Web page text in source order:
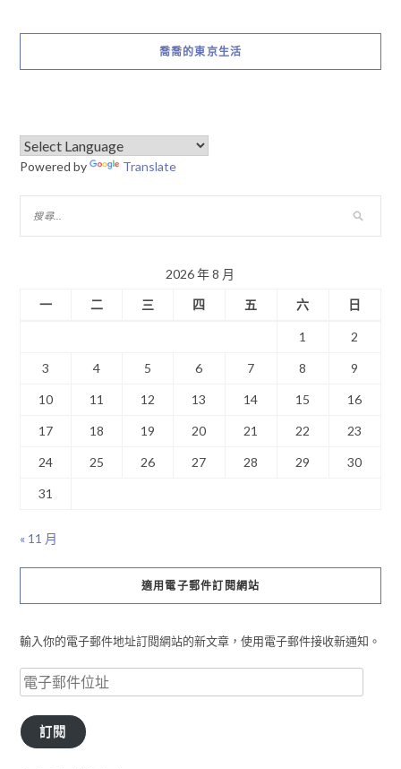
喬喬的東京生活
Powered by Translate
2026 年 8 月
一
二 三 四 五 六 日
1 2
3 4 5 6 7 8 9
10 11 12 13 14 15 16
17 18 19 20 21 22 23
24 25 26 27 28 29 30
31
« 11 月
適用電子郵件訂閱網站
輸入你的電子郵件地址訂閱網站的新文章，使用電子郵件接收新通知。
訂閱